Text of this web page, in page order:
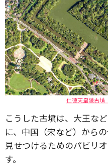
仁徳天皇陵古墳
こうした古墳は、大王な
に、中国（宋など）から
見せつけるためのパビリ
す。